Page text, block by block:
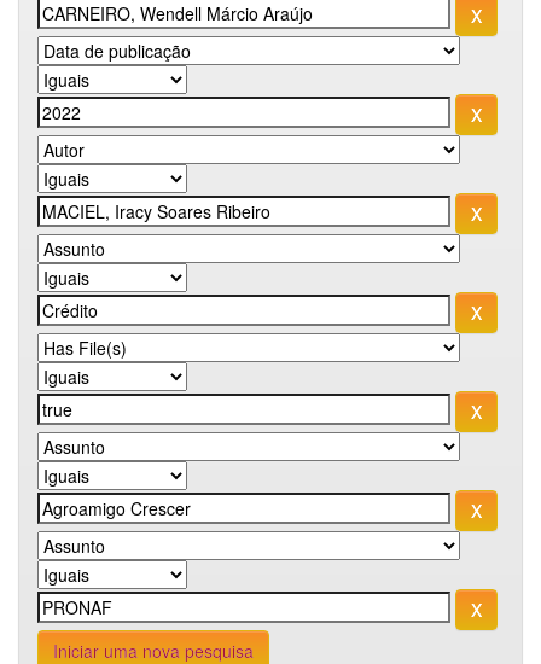
Iniciar uma nova pesquisa